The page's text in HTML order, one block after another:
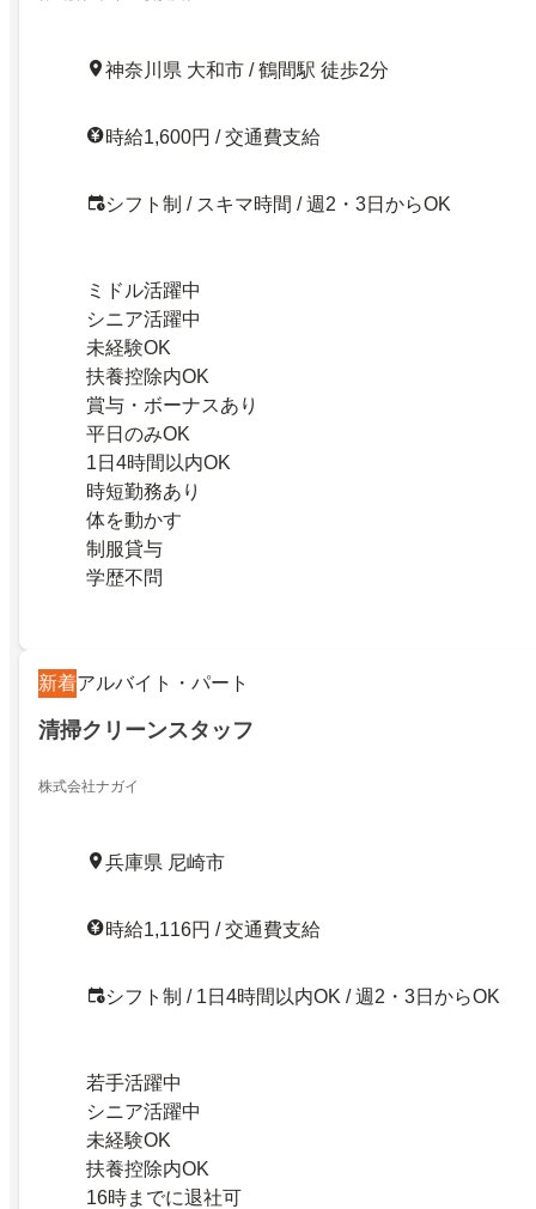
神奈川県 大和市 / 鶴間駅 徒歩2分
時給1,600円 / 交通費支給
シフト制 / スキマ時間 / 週2・3日からOK
ミドル活躍中
シニア活躍中
未経験OK
扶養控除内OK
賞与・ボーナスあり
平日のみOK
1日4時間以内OK
時短勤務あり
体を動かす
制服貸与
学歴不問
新着アルバイト・パート
清掃クリーンスタッフ
株式会社ナガイ
兵庫県 尼崎市
時給1,116円 / 交通費支給
シフト制 / 1日4時間以内OK / 週2・3日からOK
若手活躍中
シニア活躍中
未経験OK
扶養控除内OK
16時までに退社可